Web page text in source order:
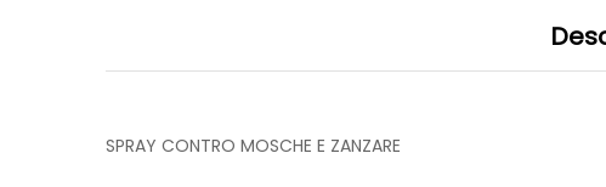
SPRAY CONTRO MOSCHE E ZANZARE